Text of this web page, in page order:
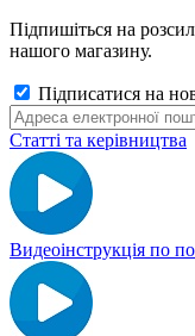
Підпишіться на
нашого магазину.
Підписатися на
Статті та керівництва
Видеоінструкція по